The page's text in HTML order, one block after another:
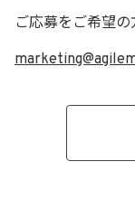
ご応募をご希望の